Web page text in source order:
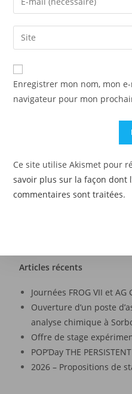
Enregistrer mon nom, mon
navigateur pour mon
Ce site utilise Akismet pour
savoir plus sur la façon dont
commentaires sont traitées.
Articles récents
Journées FROG VII et AG
Ouverture d’un poste
analyse chimique à
Offre de stage
POP’Day THE
2026 – Propositions de